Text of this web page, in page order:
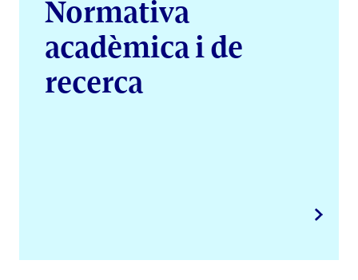
Normativa
acadèmica i de
recerca